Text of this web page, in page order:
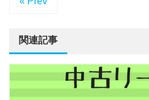
関連記事